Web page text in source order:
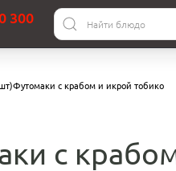
300
с крабом и икрой тобико
с